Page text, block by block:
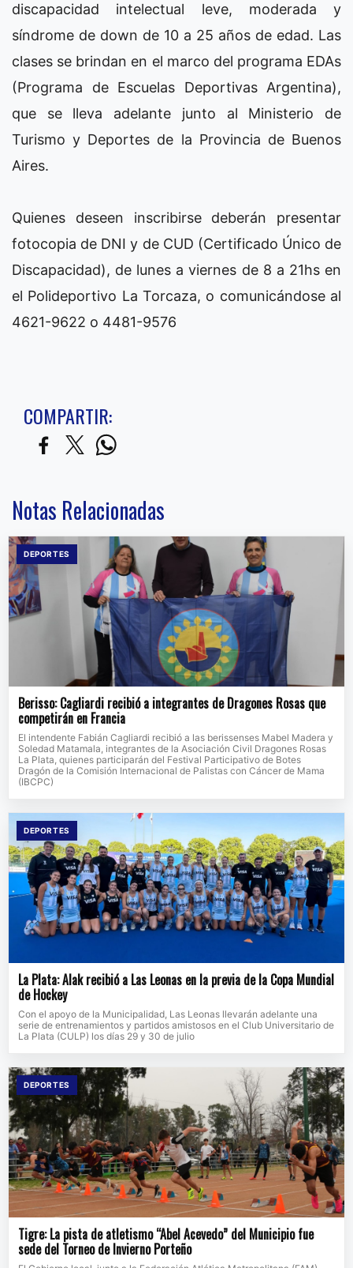
discapacidad intelectual leve, moderada y
síndrome de down de 10 a 25 años de edad. Las
clases se brindan en el marco del programa EDAs
(Programa de Escuelas Deportivas Argentina),
que se lleva adelante junto al Ministerio de
Turismo y Deportes de la Provincia de Buenos
Aires.
Quienes deseen inscribirse deberán presentar
fotocopia de DNI y de CUD (Certificado Único de
Discapacidad), de lunes a viernes de 8 a 21hs en
el Polideportivo La Torcaza, o comunicándose al
4621-9622 o 4481-9576
COMPARTIR:
Notas Relacionadas
DEPORTES
Berisso: Cagliardi recibió a integrantes de Dragones Rosas que
competirán en Francia
El intendente Fabián Cagliardi recibió a las berissenses Mabel Madera y
Soledad Matamala, integrantes de la Asociación Civil Dragones Rosas
La Plata, quienes participarán del Festival Participativo de Botes
Dragón de la Comisión Internacional de Palistas con Cáncer de Mama
(IBCPC)
DEPORTES
La Plata: Alak recibió a Las Leonas en la previa de la Copa Mundial
de Hockey
Con el apoyo de la Municipalidad, Las Leonas llevarán adelante una
serie de entrenamientos y partidos amistosos en el Club Universitario de
La Plata (CULP) los días 29 y 30 de julio
DEPORTES
Tigre: La pista de atletismo “Abel Acevedo” del Municipio fue
sede del Torneo de Invierno Porteño